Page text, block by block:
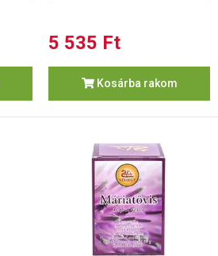
5 535 Ft
Kosárba rakom